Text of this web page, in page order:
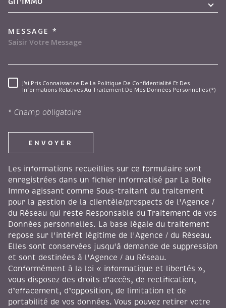
RÈGLEMENTATION
Informations Relatives Au Traitement De Mes Données Personnelles (*)
ENVOYER
enregistrées dans un fichier informatisé par La Boite
Immo agissant comme Sous-traitant du traitement
pour la gestion de la clientèle/prospects de l'Agence /
du Réseau qui reste Responsable du Traitement de vos
Données personnelles. La base légale du traitement
repose sur l'intérêt légitime de l'Agence / du Réseau.
Elles sont conservées jusqu'à demande de suppression
et sont destinées à l'Agence / au Réseau.
Conformément à la loi « informatique et libertés »,
vous disposez des droits d’accès, de rectification,
d’effacement, d’opposition, de limitation et de
portabilité de vos données. Vous pouvez retirer votre
consentement à tout moment en contactant